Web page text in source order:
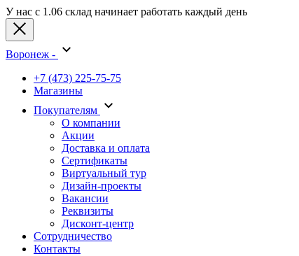
У нас с 1.06 склад начинает работать каждый день
Воронеж -
+7 (473) 225-75-75
Магазины
Покупателям
О компании
Акции
Доставка и оплата
Сертификаты
Виртуальный тур
Дизайн-проекты
Вакансии
Реквизиты
Дисконт-центр
Сотрудничество
Контакты